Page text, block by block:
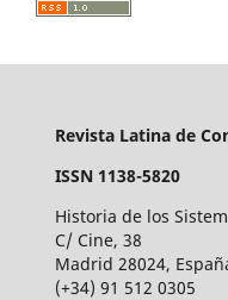
Revista Latina de
ISSN 1138-5820
Historia de los
C/ Cine, 38
Madrid 28024,
(+34) 91 512 0305